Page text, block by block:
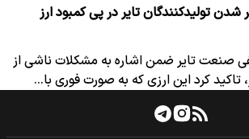
شدن تولیدکنندگان تایر در پی کمبود ارز
صنعت تایر ضمن اشاره به مشکلات ناشی از
کرد این ارزی که به صورت فوری با…